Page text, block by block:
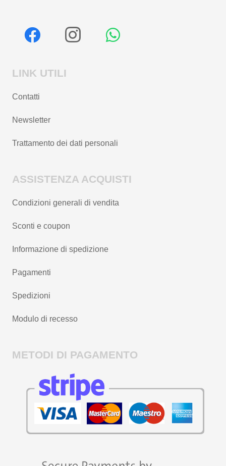
LINK UTILI
Contatti
Newsletter
Trattamento dei dati personali
ASSISTENZA ACQUISTI
Condizioni generali di vendita
Sconti e coupon
Informazione di spedizione
Pagamenti
Spedizioni
Modulo di recesso
METODI DI PAGAMENTO